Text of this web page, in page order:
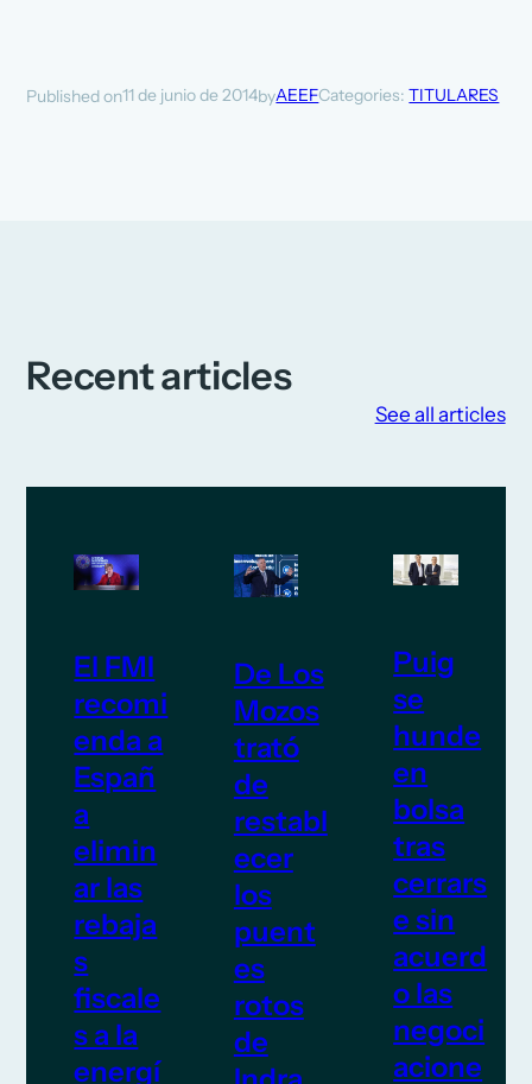
Published on11 de junio de 2014byAEEFCategories:TITULARES
Recent articles
See all articles
El FMI
recomi
enda a
Españ
a
elimin
ar las
rebaja
s
fiscale
s a la
energí
De Los
Mozos
trató
de
restabl
ecer
los
puent
es
rotos
de
Puig
se
hunde
en
bolsa
tras
cerrars
e sin
acuerd
o las
negoci
acione